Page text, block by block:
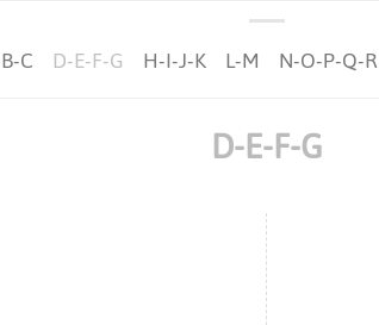
C D-E-F-G H-I-J-K L-M N-O-P-Q-R
D-E-F-G